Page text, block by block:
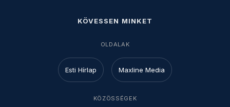
KÖVESSEN MINKET
OLDALAK
Esti Hírlap Maxline Media
KÖZÖSSÉGEK